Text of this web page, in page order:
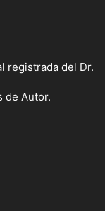
registrada del Dr.
de Autor.